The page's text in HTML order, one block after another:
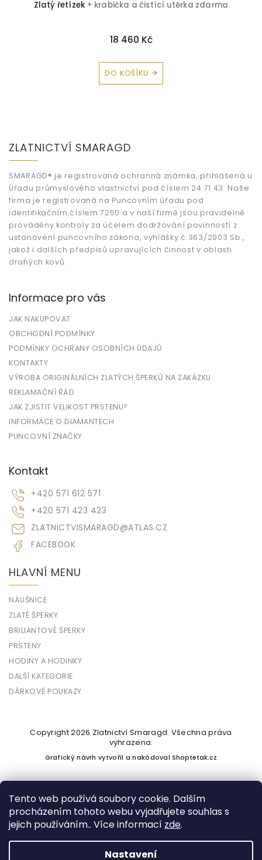
Tento web používá soubory cookie. Dalším
procházením tohoto webu vyjadřujete souhlas s
jejich používáním.. Více informací zde.
Nastavení
Zlatý řetízek + krabička a čistící utěrka zdarma
18 460 Kč
DO KOŠÍKU
ZLATNICTVÍ SMARAGD
SMARAGD® je registrovaná ochranná známka, přihlášená u
Úřadu průmyslového vlastnictví pod číslem 24 71 43. Naše
firma je registrovaná na Puncovním úřadu pod
identifikačním číslem 7250 a v naší firmě jsou pravidelně
prováděny kontroly za účelem dodržování povinností z
ustanovení puncovního zákona, vyhlášky č.363/2003 Sb.,
jakož i dalších předpisů upravujících činnost v oblasti
drahých kovů.
Informace pro vás
JAK NAKUPOVAT
OBCHODNÍ PODMÍNKY
PODMÍNKY OCHRANY OSOBNÍCH ÚDAJŮ
KONTAKTY
VÝROBA ORIGINÁLNÍCH ZLATÝCH ŠPERKŮ NA ZAKÁZKU
REKLAMAČNÍ ŘÁD
JAK ZJISTIT VELIKOST PRSTENU?
INFORMACE O DIAMANTECH
PUNCOVNÍ ZNAČKY
Kontakt
ZLATNICTVISMARAGD@ATLAS.CZ
+420 571 612 571
+420 571 423 423
FACEBOOK
HLAVNÍ MENU
NÁUŠNICE
ZLATÉ ŠPERKY
BRILIANTOVÉ ŠPERKY
PRSTENY
HODINY A HODINKY
DALŠÍ KATEGORIE
DÁRKOVÉ POUKAZY
Vytvořil Shoptet
Copyright 2026 Zlatnictví Smaragd. Všechna práva
vyhrazena.
Grafický návrh vytvořil a nakódovalShoptetak.cz